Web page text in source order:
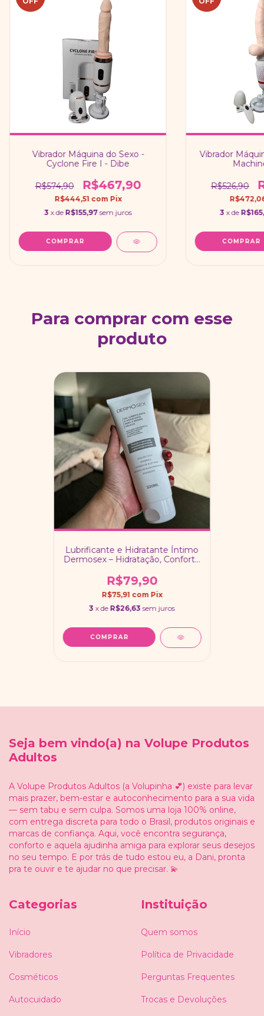
Vibrador Máquina do Sexo -
Cyclone Fire I - Dibe
R$574,90 R$467,90
R$444,51 com Pix
3 x de R$155,97 sem juros
Vibrador
R$526,90
3 x de
COMPRAR
Para comprar com esse
produto
Lubrificante e Hidratante Íntimo
Dermosex – Hidratação, Conforto
R$79,90
R$75,91 com Pix
3 x de R$26,63 sem juros
Seja bem vindo(a) na Volupe Produtos
Adultos
A Volupe Produtos Adultos (a Volupinha 💕) existe para levar
mais prazer, bem-estar e autoconhecimento para a sua vida
— sem tabu e sem culpa. Somos uma loja 100% online,
com entrega discreta para todo o Brasil, produtos originais e
marcas de confiança. Aqui, você encontra segurança,
conforto e aquela ajudinha amiga para explorar seus desejos
no seu tempo. E por trás de tudo estou eu, a Dani, pronta
pra te ouvir e te ajudar no que precisar. 💫
Categorias
Início
Vibradores
Cosméticos
Autocuidado
Instituição
Quem somos
Política de Privacidade
Perguntas Frequentes
Trocas e Devoluções